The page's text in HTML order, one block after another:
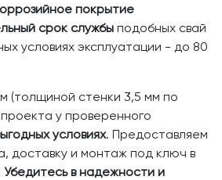
покрытие
срок службы подобных свай
условиях эксплуатации - до 80
(толщиной стенки 3,5 мм по
у проверенного
условиях. Предоставляем
доставку и монтаж под ключ в
Убедитесь в надежности и